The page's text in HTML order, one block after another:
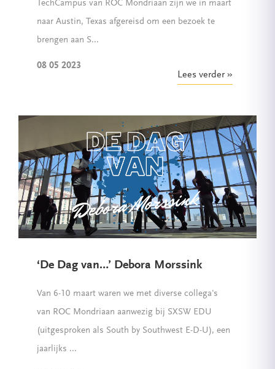
TechCampus van ROC Mondriaan zijn we in maart
naar Austin, Texas afgereisd om een bezoek te
brengen aan S...
08 05 2023
Lees verder
‘De Dag van…’ Debora Morssink
Van 6-10 maart waren we met diverse collega's
van ROC Mondriaan aanwezig bij SXSW EDU
(uitgesproken als South by Southwest E-D-U), een
jaarlijks ...